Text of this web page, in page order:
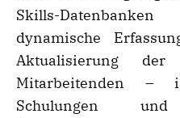
Skills-
dynamische
Aktualisierung der
Mitarbeitenden –
Schulungen und